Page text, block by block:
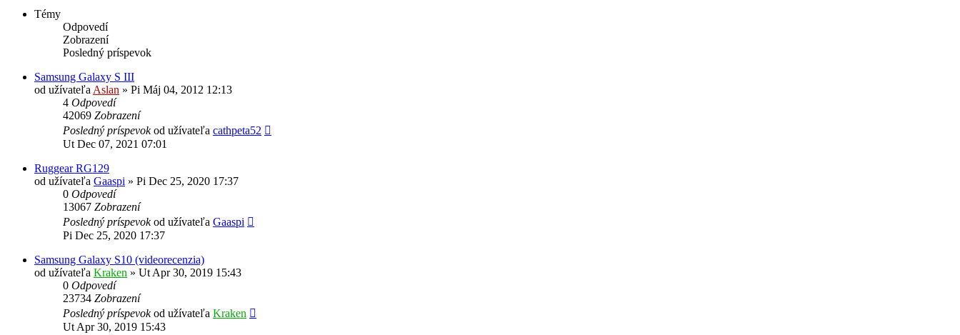
Témy
Odpovedí
Zobrazení
Posledný príspevok
Samsung Galaxy S III
od užívateľa Aslan » Pi Máj 04, 2012 12:13
4 Odpovedí
42069 Zobrazení
Posledný príspevokod užívateľa cathpeta52
Ut Dec 07, 2021 07:01
Ruggear RG129
od užívateľa Gaaspi » Pi Dec 25, 2020 17:37
0 Odpovedí
13067 Zobrazení
Posledný príspevokod užívateľa Gaaspi
Pi Dec 25, 2020 17:37
Samsung Galaxy S10 (videorecenzia)
od užívateľa Kraken » Ut Apr 30, 2019 15:43
0 Odpovedí
23734 Zobrazení
Posledný príspevokod užívateľa Kraken
Ut Apr 30, 2019 15:43